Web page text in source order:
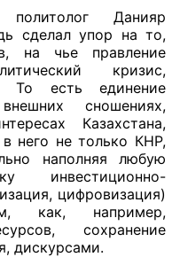
политолог Данияр
сделал упор на то,
на чье правление
кризис,
То есть единение
сношениях,
Казахстана,
него не только КНР,
наполняя любую
инвестиционно-
цифровизация)
как, например,
сохранение
дискурсами.